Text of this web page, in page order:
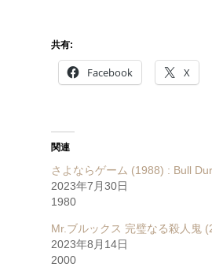
共有:
Facebook X
関連
さよならゲーム (1988) : Bull
2023年7月30日
1980
Mr.ブルックス 完璧なる殺人鬼
2023年8月14日
2000